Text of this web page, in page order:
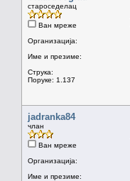
староседелац
Ван мреже
Организација:
Име и презиме:
Струка:
Поруке: 1.137
jadranka84
члан
Ван мреже
Организација:
Име и презиме: